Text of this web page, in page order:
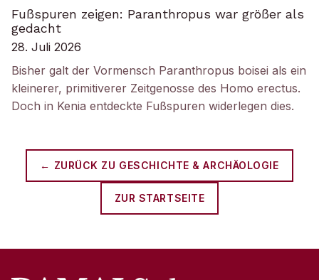
Fußspuren zeigen: Paranthropus war größer als
gedacht
28. Juli 2026
Bisher galt der Vormensch Paranthropus boisei als ein
kleinerer, primitiverer Zeitgenosse des Homo erectus.
Doch in Kenia entdeckte Fußspuren widerlegen dies.
← ZURÜCK ZU GESCHICHTE & ARCHÄOLOGIE
ZUR STARTSEITE